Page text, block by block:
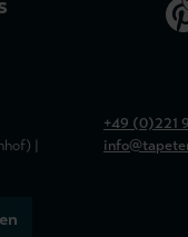
|
+49 (0)221